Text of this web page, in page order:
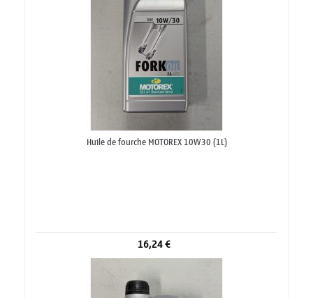
Huile de fourche MOTOREX 10W30 (1L)
16,24 €